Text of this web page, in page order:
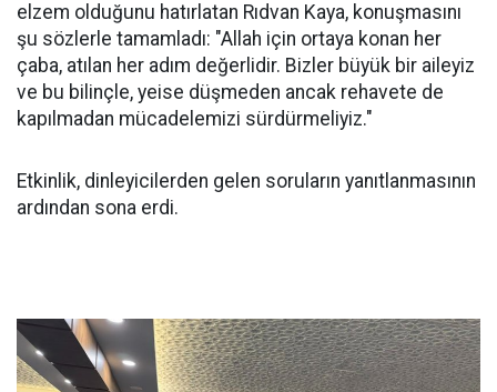
elzem olduğunu hatırlatan Rıdvan Kaya, konuşmasını
şu sözlerle tamamladı: "Allah için ortaya konan her
çaba, atılan her adım değerlidir. Bizler büyük bir aileyiz
ve bu bilinçle, yeise düşmeden ancak rehavete de
kapılmadan mücadelemizi sürdürmeliyiz."
Etkinlik, dinleyicilerden gelen soruların yanıtlanmasının
ardından sona erdi.